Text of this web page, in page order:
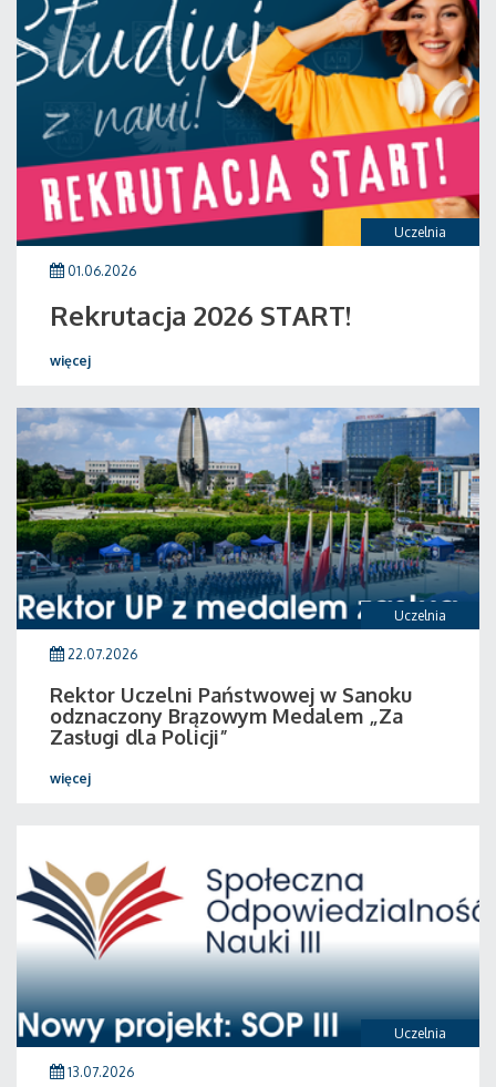
Uczelnia
01.06.2026
Rekrutacja 2026 START!
więcej
Uczelnia
22.07.2026
Rektor Uczelni Państwowej w Sanoku
odznaczony Brązowym Medalem „Za
Zasługi dla Policji”
więcej
Uczelnia
13.07.2026